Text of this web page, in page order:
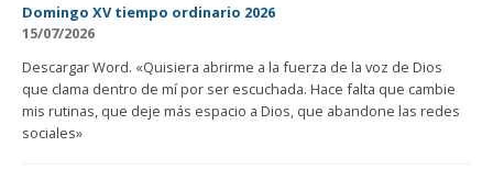
Domingo XV tiempo ordinario 2026
15/07/2026
Descargar Word. «Quisiera abrirme a la fuerza de la voz de Dios
que clama dentro de mí por ser escuchada. Hace falta que cambie
mis rutinas, que deje más espacio a Dios, que abandone las redes
sociales»